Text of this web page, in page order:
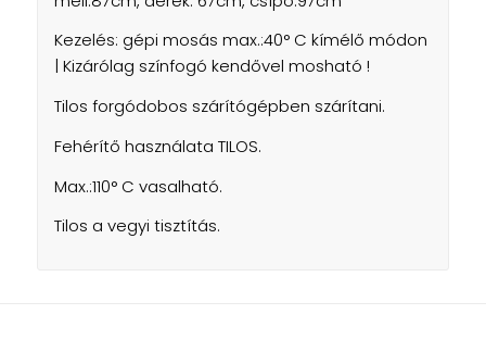
Kezelés: gépi mosás max.:40° C kímélő módon
| Kizárólag színfogó kendővel mosható !
Tilos forgódobos szárítógépben szárítani.
Fehérítő használata TILOS.
Max.:110° C vasalható.
Tilos a vegyi tisztítás.